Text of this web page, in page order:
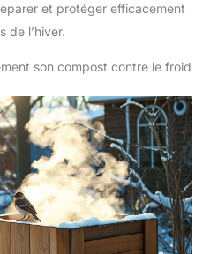
et protéger efficacement
de l’hiver.
son compost contre le froid